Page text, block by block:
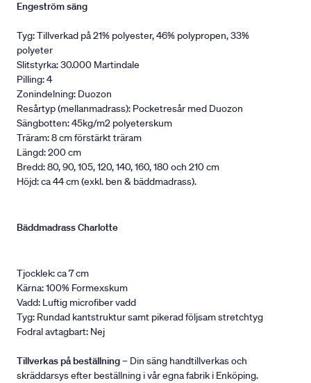
Engeström säng
Tyg: Tillverkad på 21% polyester, 46% polypropen, 33%
polyeter
Slitstyrka: 30.000 Martindale
Pilling: 4
Zonindelning: Duozon
Resårtyp (mellanmadrass): Pocketresår med Duozon
Sängbotten: 45kg/m2 polyeterskum
Träram: 8 cm förstärkt träram
Längd: 200 cm
Bredd: 80, 90, 105, 120, 140, 160, 180 och 210 cm
Höjd: ca 44 cm (exkl. ben & bäddmadrass).
Bäddmadrass Charlotte
Tjocklek: ca 7 cm
Kärna: 100% Formexskum
Vadd: Luftig microfiber vadd
Tyg: Rundad kantstruktur samt pikerad följsam stretchtyg
Fodral avtagbart: Nej
Tillverkas på beställning– Din säng handtillverkas och
skräddarsys efter beställning i vår egna fabrik i Enköping.